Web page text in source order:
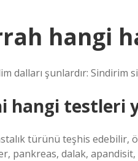
hangi
dalları şunlardır: Sindirim
hangi testleri
türünü teşhis edebilir,
pankreas, dalak,